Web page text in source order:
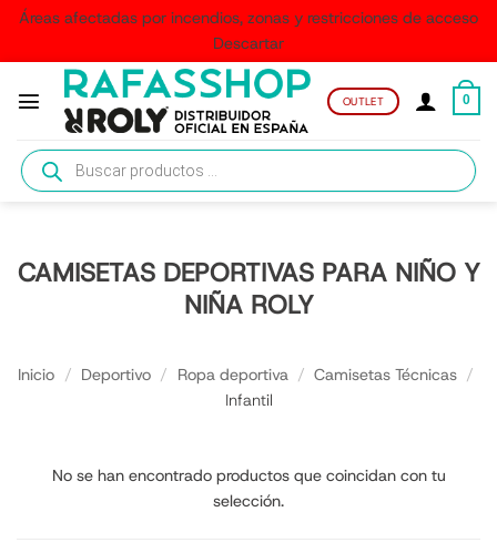
Áreas afectadas por incendios, zonas y restricciones de acceso
Descartar
contenido
OUTLET 0
Búsqueda
de
productos
CAMISETAS DEPORTIVAS PARA NIÑO Y
NIÑA ROLY
Inicio / Deportivo / Ropa deportiva / Camisetas Técnicas /
Infantil
No se han encontrado productos que coincidan con tu
selección.